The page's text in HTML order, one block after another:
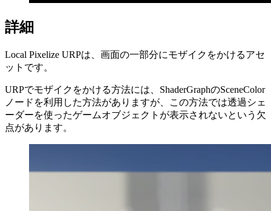
詳細
Local Pixelize URPは、画面の一部分にモザイクをかけるアセ
ットです。
URPでモザイクをかける方法には、ShaderGraphのSceneColor
ノードを利用した方法がありますが、この方法では透過シェ
ーダーを使ったゲームオブジェクトが表示されないという欠
点があります。